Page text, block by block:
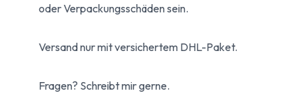
oder Verpackungsschäden sein.
Versand nur mit versichertem DHL-Paket.
Fragen? Schreibt mir gerne.